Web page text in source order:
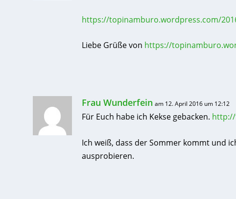
https://topinamburo.wordpress.com/
Liebe Grüße von https://
Frau Wunderfein am 12. April 2016 um 12:12
Für Euch habe ich Kekse gebacken.
Ich weiß, dass der Sommer kommt und
ausprobieren.